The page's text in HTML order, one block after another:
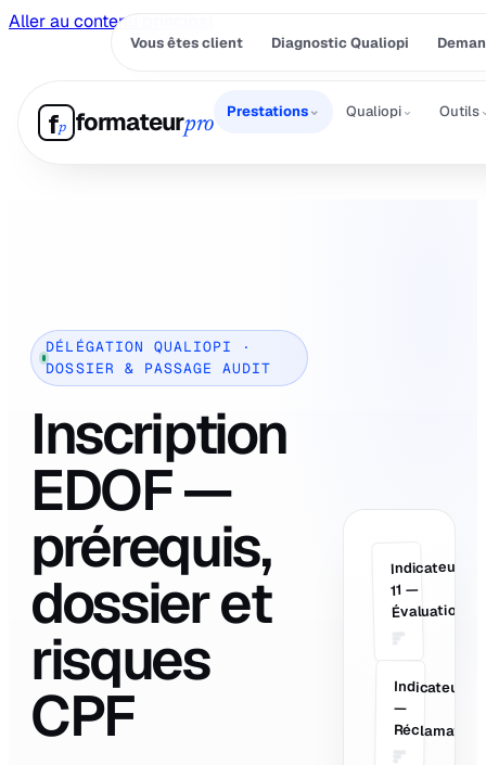
Aller au contenu principal
Vous êtes client Diagnostic Qualiopi
fp formateurpro
Prestations⌄ Qualiopi⌄ Outils
DÉLÉGATION QUALIOPI ·
DOSSIER & PASSAGE AUDIT
Inscription
EDOF —
prérequis,
dossier et
risques
CPF
Indicateur
11 —
Évaluation
Indicateur 22
—